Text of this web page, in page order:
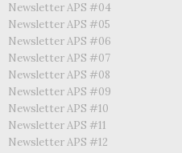
Newsletter APS #04
Newsletter APS #05
Newsletter APS #06
Newsletter APS #07
Newsletter APS #08
Newsletter APS #09
Newsletter APS #10
Newsletter APS #11
Newsletter APS #12